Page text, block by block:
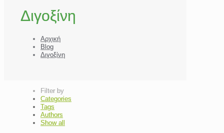
Διγοξίνη
Αρχική
Blog
Διγοξίνη
Filter by
Categories
Tags
Authors
Show all